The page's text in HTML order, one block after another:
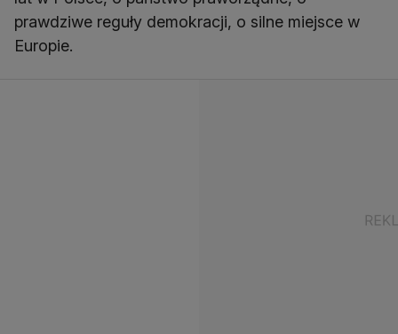
prawdziwe reguły demokracji, o silne miejsce w
Europie.